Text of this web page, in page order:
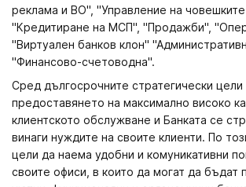
реклама и ВО", "Управление на човешките
"Кредитиране на МСП", "Продажби",
"Виртуален банков клон"
"Финансово-счетоводна".
Сред дългосрочните стратегически
предоставянето на максимално високо
клиентското обслужване и Банката се
винаги нуждите на своите клиенти. По
цели да наема удобни и комуникативни
своите офиси, в които да могат да бъдат